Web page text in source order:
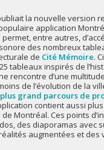
publiait la nouvelle version
application
entre autres,
des nombreux
de Cité Mémoire.
tableaux inspirés de
rencontre d’une
de l’évolution de la
grand parcours de
contient aussi
de Montréal. Ces points
des diaporamas avec
augmentées et des